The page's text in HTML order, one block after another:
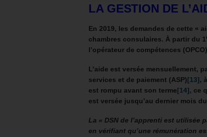
LA GESTION DE
En 2019, les demandes de cette «
chambres consulaires. À partir du 1
l’opérateur de compétences (OPCO)
L’aide est versée mensuellement,
services et de paiement (ASP)[13],
est rompu avant son terme[14], ce
est versée jusqu’au dernier mois
La « DSN de l’apprenti est utilisée
en vérifiant qu’une rémunération